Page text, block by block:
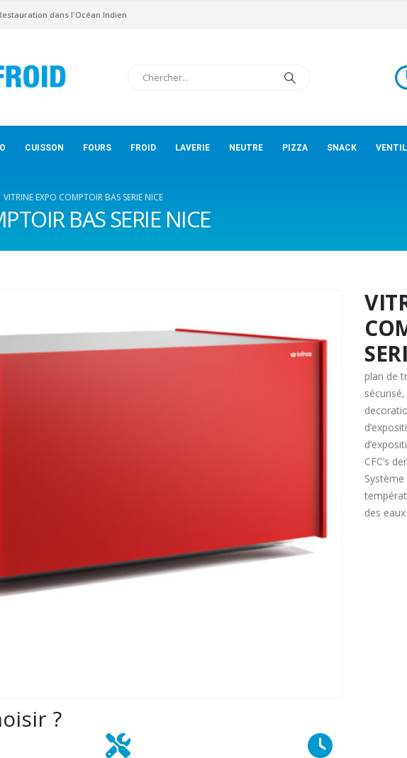
dans l'Océan Indien
CUISSON FOURS FROID LAVERIE NEUTRE PIZZA SNACK
VITRINE EXPO COMPTOIR BAS SERIE NICE
BAS SERIE NICE
plan de
CFC’s
des
?